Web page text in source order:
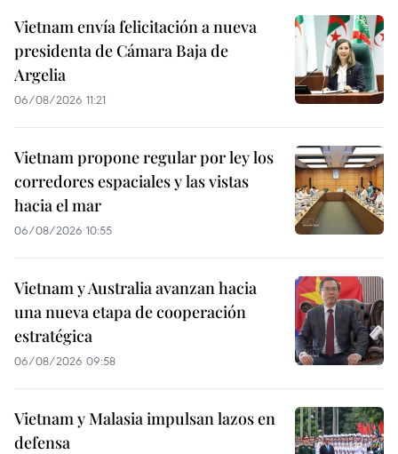
Vietnam envía felicitación a nueva
presidenta de Cámara Baja de
Argelia
06/08/2026 11:21
Vietnam propone regular por ley los
corredores espaciales y las vistas
hacia el mar
06/08/2026 10:55
Vietnam y Australia avanzan hacia
una nueva etapa de cooperación
estratégica
06/08/2026 09:58
Vietnam y Malasia impulsan lazos en
defensa